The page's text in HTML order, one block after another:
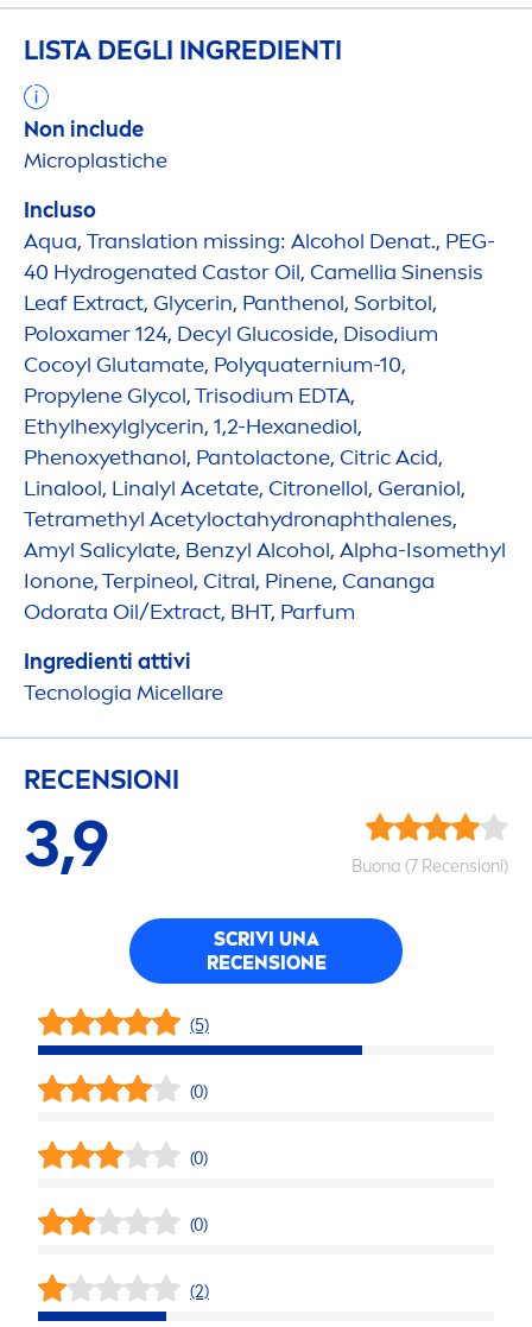
LISTA DEGLI INGREDIENTI
Non include
Microplastiche
Incluso
Aqua, ᠎Translation missing: Alcohol Denat., PEG-
40 Hydrogenated Castor Oil, Camellia Sinensis
Leaf Extract, Glycerin, Panthenol, Sorbitol,
Poloxamer 124, Decyl Glucoside, Disodium
Cocoyl Glutamate, Polyquaternium-10,
Propylene Glycol, Trisodium EDTA,
Ethylhexylglycerin, 1,2-Hexanediol,
Phenoxyethanol, Pantolactone, Citric Acid,
Linalool, Linalyl Acetate, Citronellol, Geraniol,
Tetramethyl Acetyloctahydronaphthalenes,
Amyl Salicylate, Benzyl Alcohol, Alpha-Isomethyl
Ionone, Terpineol, Citral, Pinene, Cananga
Odorata Oil/Extract, BHT, Parfum
Ingredienti attivi
Tecnologia Micellare
RECENSIONI
3,9 Buona (7 Recensioni)
SCRIVI UNA
RECENSIONE
(5)
(0)
(0)
(0)
(2)